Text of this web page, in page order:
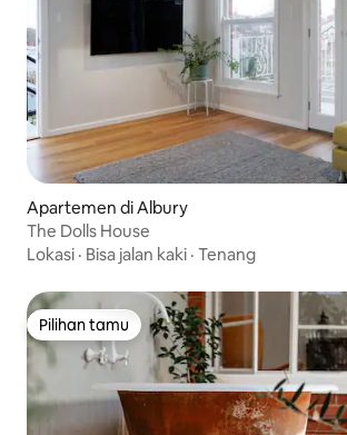
Apartemen di Albury
The Dolls House
Lokasi · Bisa jalan kaki · Tenang
Pilihan tamu
Pilihan tamu